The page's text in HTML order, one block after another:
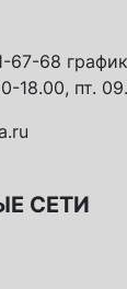
67-68
18.00, пт.
СЕТИ